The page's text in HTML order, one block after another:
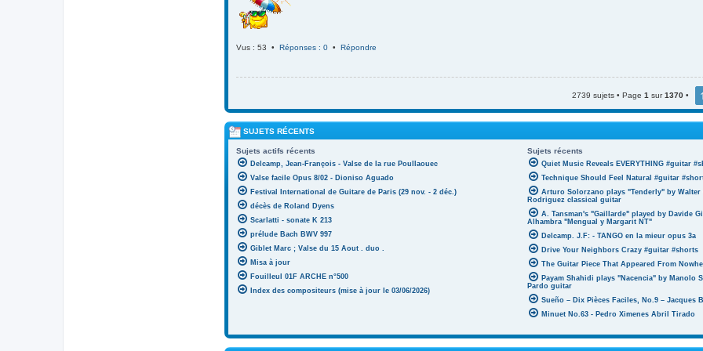
Vus : 53 • Réponses : 0 • Répondre
2739 sujets • Page 1 sur1370 • 1
SUJETS RÉCENTS
Sujets actifs récents Sujets récents
Delcamp, Jean-François - Valse de la rue Poullaouec
Valse facile Opus 8/02 - Dioniso Aguado
Festival International de Guitare de Paris (29 nov. - 2 déc.)
décès de Roland Dyens
Scarlatti - sonate K 213
prélude Bach BWV 997
Giblet Marc ; Valse du 15 Aout . duo .
Misa à jour
Fouilleul 01F ARCHE n°500
Index des compositeurs (mise à jour le 03/06/2026)
Quiet Music Reveals EVERYTHING #guitar
Technique Should Feel Natural #guitar
Arturo Solorzano plays "Tenderly" by Walter
Rodriguez classical guitar
A. Tansman's "Gaillarde" played by Davide
Alhambra "Mengual y Margarit NT"
Delcamp. J.F: - TANGO en la mieur opus 3a
Drive Your Neighbors Crazy #guitar #shorts
The Guitar Piece That Appeared From
Payam Shahidi plays "Nacencia" by Manolo
Pardo guitar
Sueño – Dix Pièces Faciles, No.9 – Jacques
Minuet No.63 - Pedro Ximenes Abril Tirado